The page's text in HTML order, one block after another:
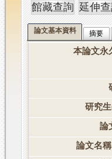
論文基本資料 摘要
本論文永
研究
論
論文名